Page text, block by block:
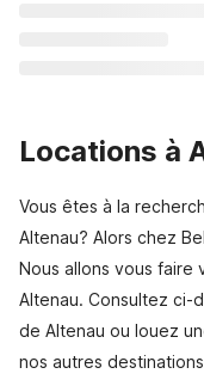
Locations à
Vous êtes à la
Altenau? Alors chez
Nous allons vous faire
Altenau. Consultez ci-
de Altenau ou louez
nos autres